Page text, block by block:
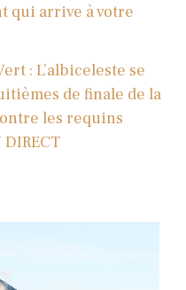
qui arrive à votre
: L’albiceleste se
de finale de la
les requins